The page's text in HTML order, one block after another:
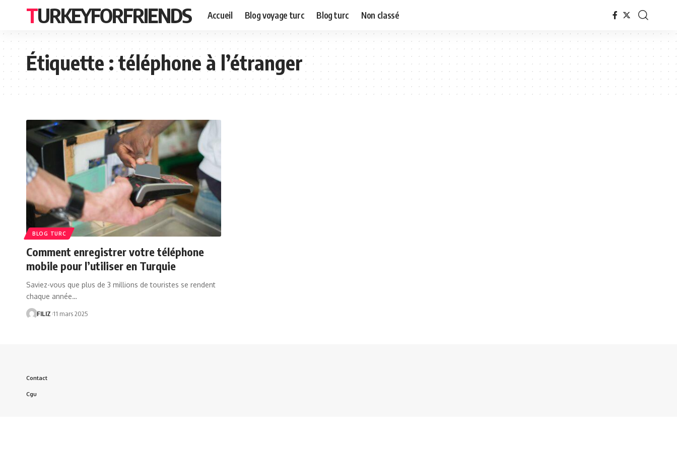
TURKEYFORFRIENDS Accueil Blog voyage turc Blog turc Non classé
Étiquette :téléphone à l’étranger
BLOG TURC
Comment enregistrer votre téléphone
mobile pour l’utiliser en Turquie
Saviez-vous que plus de 3 millions de touristes se rendent
chaque année…
FILIZ 11 mars 2025
Contact
Cgu